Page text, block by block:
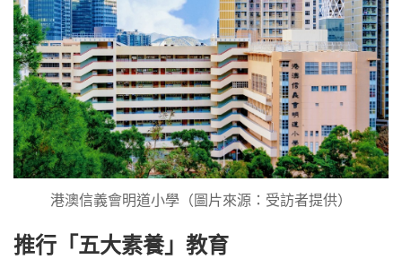
港澳信義會明道小學（圖片來源：受訪者提供）
推行「五大素養」教育